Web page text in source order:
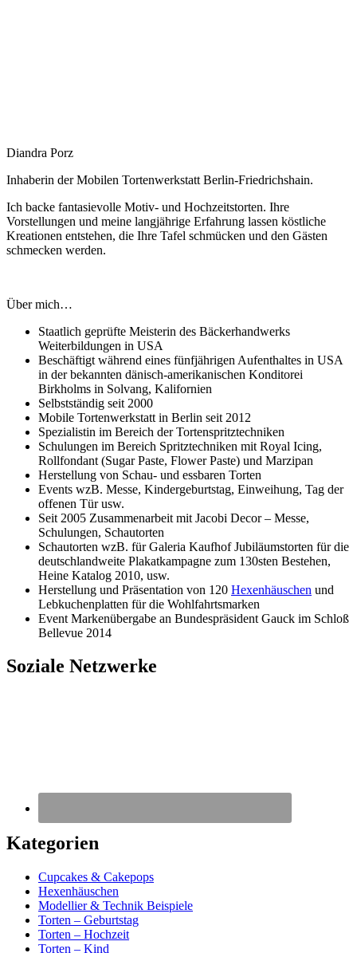
Diandra Porz
Inhaberin der Mobilen Tortenwerkstatt Berlin-Friedrichshain.
Ich backe fantasievolle Motiv- und Hochzeitstorten. Ihre
Vorstellungen und meine langjährige Erfahrung lassen köstliche
Kreationen entstehen, die Ihre Tafel schmücken und den Gästen
schmecken werden.
Über mich…
Staatlich geprüfte Meisterin des Bäckerhandwerks
Weiterbildungen in USA
Beschäftigt während eines fünfjährigen Aufenthaltes in USA
in der bekannten dänisch-amerikanischen Konditorei
Birkholms in Solvang, Kalifornien
Selbstständig seit 2000
Mobile Tortenwerkstatt in Berlin seit 2012
Spezialistin im Bereich der Tortenspritztechniken
Schulungen im Bereich Spritztechniken mit Royal Icing,
Rollfondant (Sugar Paste, Flower Paste) und Marzipan
Herstellung von Schau- und essbaren Torten
Events wzB. Messe, Kindergeburtstag, Einweihung, Tag der
offenen Tür usw.
Seit 2005 Zusammenarbeit mit Jacobi Decor – Messe,
Schulungen, Schautorten
Schautorten wzB. für Galeria Kaufhof Jubiläumstorten für die
deutschlandweite Plakatkampagne zum 130sten Bestehen,
Heine Katalog 2010, usw.
Herstellung und Präsentation von 120 Hexenhäuschen und
Lebkuchenplatten für die Wohlfahrtsmarken
Event Markenübergabe an Bundespräsident Gauck im Schloß
Bellevue 2014
Soziale Netzwerke
Kategorien
Cupcakes & Cakepops
Hexenhäuschen
Modellier & Technik Beispiele
Torten – Geburtstag
Torten – Hochzeit
Torten – Kind